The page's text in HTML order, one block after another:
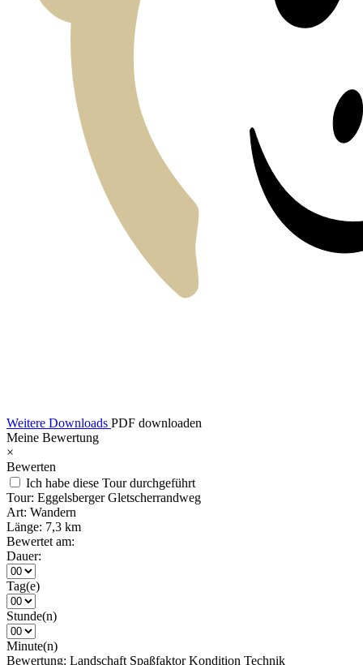
Weitere Downloads PDF downloaden
Meine Bewertung
×
Bewerten
Ich habe diese Tour durchgeführt
Tour: Eggelsberger Gletscherrandweg
Art: Wandern
Länge: 7,3 km
Bewertet am:
Dauer:
Tag(e)
Stunde(n)
Minute(n)
Bewertung: Landschaft Spaßfaktor Kondition Technik